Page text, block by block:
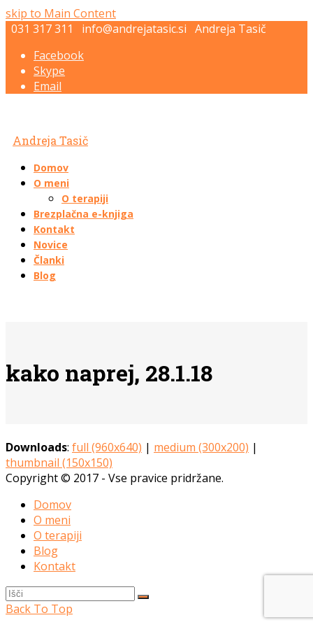
skip to Main Content
031 317 311
info@andrejatasic.si Andreja Tasič
Facebook
Skype
Email
Andreja Tasič
Domov
O meni
O terapiji
Brezplačna e-knjiga
Kontakt
Novice
Članki
Blog
kako naprej, 28.1.18
Downloads: full (960x640) | medium (300x200) |
thumbnail (150x150)
Copyright © 2017 - Vse pravice pridržane.
Domov
O meni
O terapiji
Blog
Kontakt
Back To Top